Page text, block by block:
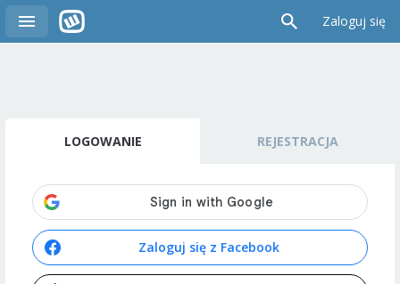
Zaloguj się
LOGOWANIE REJESTRACJA
Zaloguj się z Facebook